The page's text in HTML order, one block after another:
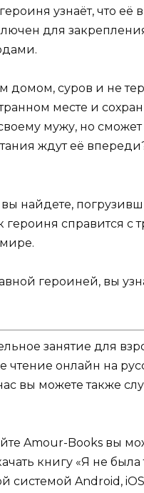
узнаёт, что
для
домом, суров и не
месте и
мужу, но сможет
ждут её
найдете,
героиня справится с
героиней, вы
занятие для
чтение онлайн на
вы можете также
Amour-Books вы
книгу «Я не
системой Android,